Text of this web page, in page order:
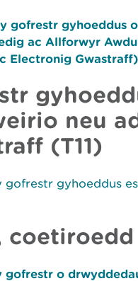
gofrestr gyhoeddus
ac Allforwyr
Electronig Gwastraff)
neu
(T11)
gofrestr gyhoeddus
gofrestr o